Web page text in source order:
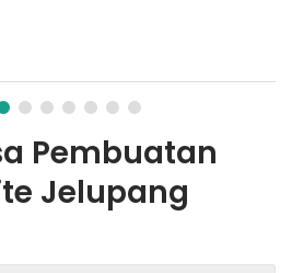
Pembuatan
Jelupang